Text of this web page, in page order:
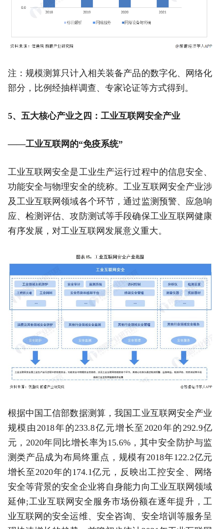
注：规模测算只计入相关装备产品的数字化、网络化
部分，比例经抽样调查、专家论证等方式得到。
5、五大核心产业之四：工业互联网安全产业
——工业互联网的“免疫系统”
工业互联网安全是工业生产运行过程中的信息安全、
功能安全与物理安全的统称。工业互联网安全产业涉
及工业互联网领域各个环节，通过监测预警、应急响
应、检测评估、攻防测试等手段确保工业互联网健康
有序发展，对工业互联网发展意义重大。
根据中国工信部数据测算，我国工业互联网安全产业
规模由2018年的233.8亿元增长至2020年的292.9亿
元，2020年同比增长率为15.6%，其中安全防护与监
测类产品成为布局终重点，规模有2018年122.2亿元
增长至2020年的174.1亿元，反映出工控安全、网络
安全等背景的安全企业将自身能力向工业互联网领域
延伸;工业互联网安全服务市场份额在逐年提升，工
业互联网的安全运维、安全咨询、安全培训等服务呈